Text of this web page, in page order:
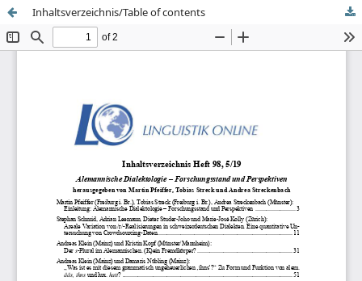
Inhaltsverzeichnis/Table of contents